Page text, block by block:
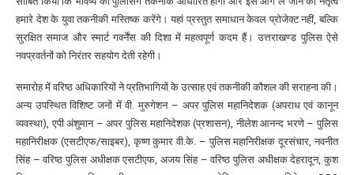
हमारे देश के युवा तकनीकी मस्तिष्क करेंगे। यहां प्रस्तुत समाधान केवल प्रोजेक्ट नहीं, बल्कि
सुरक्षित समाज और स्मार्ट गवर्नेंस की दिशा में महत्वपूर्ण कदम हैं। उत्तराखण्ड पुलिस ऐसे
नवप्रवर्तनों को निरंतर सहयोग देती रहेगी।
समारोह में वरिष्ठ अधिकारियों ने प्रतिभागियों के उत्साह एवं तकनीकी कौशल की सराहना की।
अन्य उपस्थित विशिष्ट जनों में वी. मुरुगेशन – अपर पुलिस महानिदेशक (अपराध एवं कानून
व्यवस्था), एपी अंशुमान – अपर पुलिस महानिदेशक (प्रशासन), नीलेश आनन्द भरणे – पुलिस
महानिरीक्षक (एसटीएफ/साइबर), कृष्ण कुमार वी.के. – पुलिस महानिरीक्षक दूरसंचार, नवनीत
सिंह – वरिष्ठ पुलिस अधीक्षक एसटीएफ, अजय सिंह – वरिष्ठ पुलिस अधीक्षक देहरादून, कुश